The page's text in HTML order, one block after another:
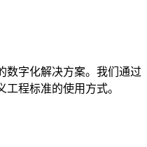
数字化解决方案。我们通过
程标准的使用方式。